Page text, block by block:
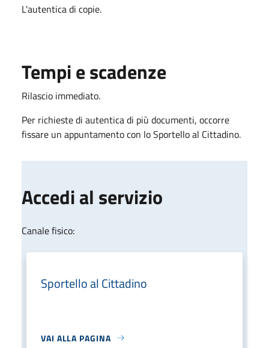
L'autentica di copie.
Tempi e scadenze
Rilascio immediato.
Per richieste di autentica di più documenti, occorre
fissare un appuntamento con lo Sportello al Cittadino.
Accedi al servizio
Canale fisico:
Sportello al Cittadino
VAI ALLA PAGINA